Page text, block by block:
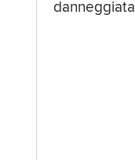
danneggiata